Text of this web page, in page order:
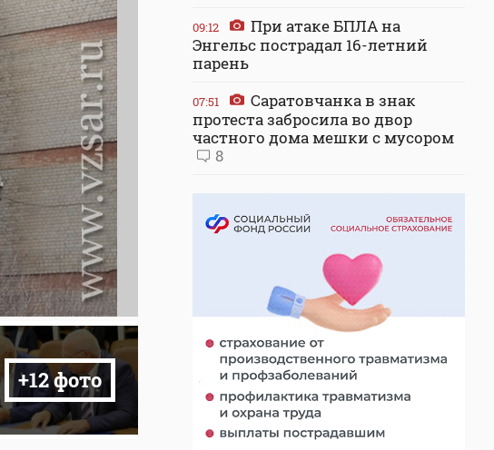
+12 фото
09:12
При атаке БПЛА на
Энгельс пострадал 16-летний
парень
07:51
Саратовчанка в знак
протеста забросила во двор
частного дома мешки с мусором
8